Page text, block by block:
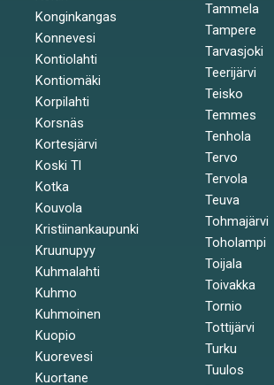
Konginkangas
Konnevesi
Kontiolahti
Kontiomäki
Korpilahti
Korsnäs
Kortesjärvi
Koski Tl
Kotka
Kouvola
Kristiinankaupunki
Kruunupyy
Kuhmalahti
Kuhmo
Kuhmoinen
Kuopio
Kuorevesi
Kuortane
Tammela
Tampere
Tarvasjoki
Teerijärvi
Teisko
Temmes
Tenhola
Tervo
Tervola
Teuva
Tohmajärvi
Toholampi
Toijala
Toivakka
Tornio
Tottijärvi
Turku
Tuulos